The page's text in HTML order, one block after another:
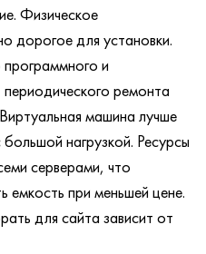
Физическое
дорогое для установки.
и
ремонта
машина лучше
нагрузкой. Ресурсы
серверами, что
емкость при меньшей цене.
для сайта зависит от